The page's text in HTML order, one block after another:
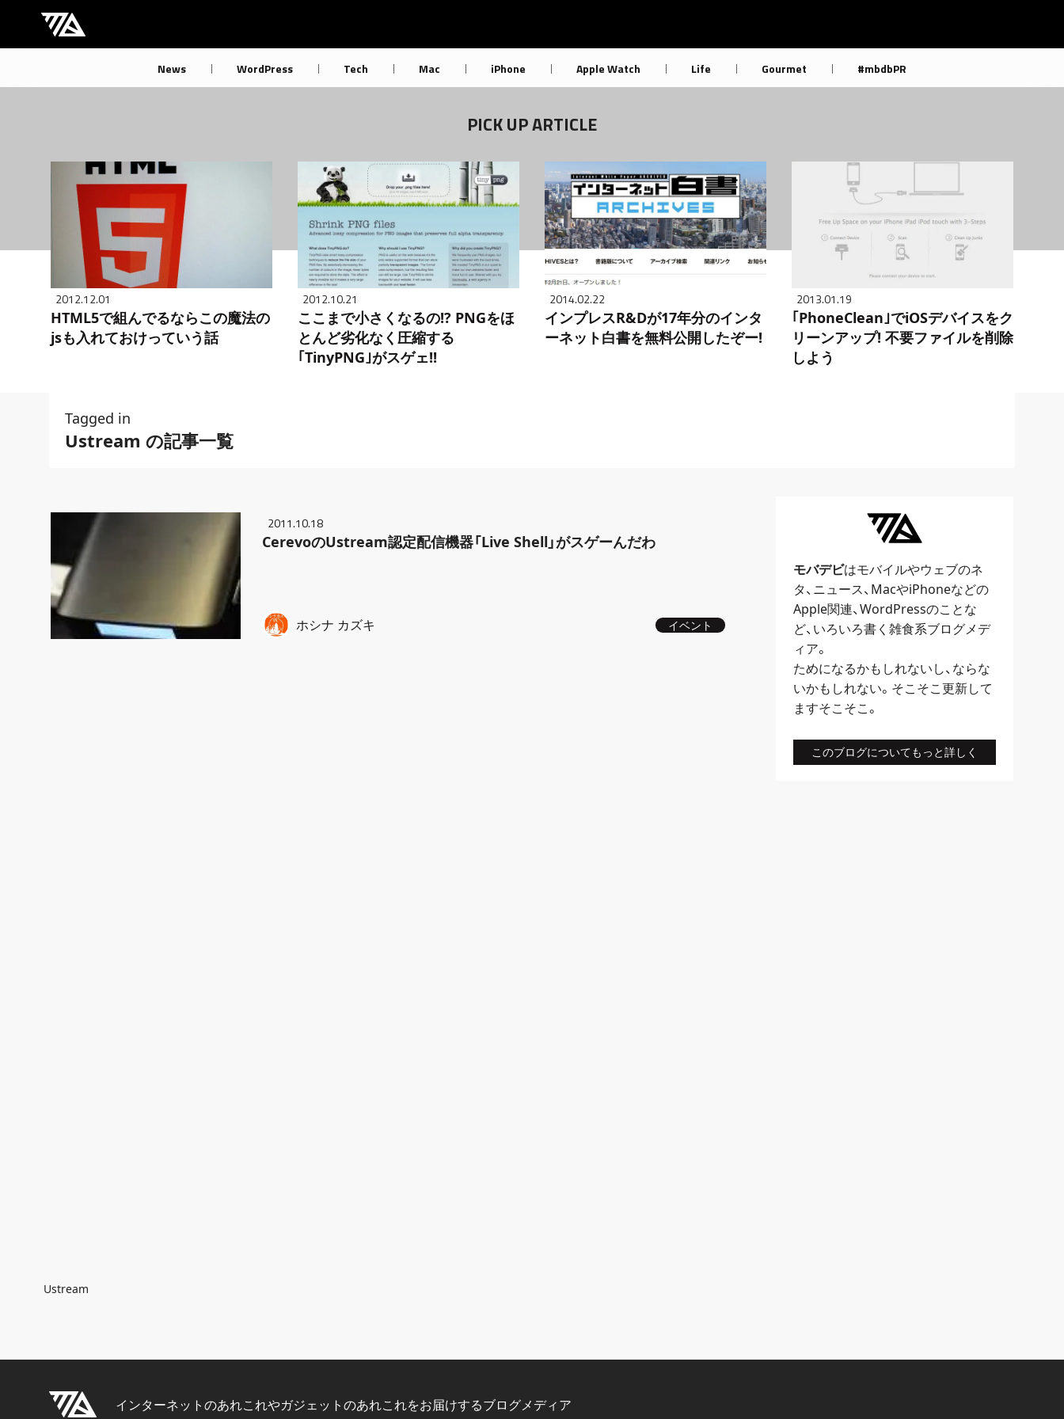
[M] mbdb [モバデビ]
News WordPress Tech Mac iPhone Apple Watch Life Gourmet #mbdbPR
PICK UP ARTICLE
2012.12.01
HTML5で組んでるならこの魔法の
jsも入れておけっていう話
2012.10.21
ここまで小さくなるの!? PNGをほ
とんど劣化なく圧縮する
｢TinyPNG｣がスゲェ!!
2014.02.22
インプレスR&Dが17年分のインタ
ーネット白書を無料公開したぞー!
2013.01.19
｢PhoneClean｣でiOSデバイスをク
リーンアップ! 不要ファイルを削除
しよう
Tagged in
Ustream の記事一覧
2011.10.18
CerevoのUstream認定配信機器「Live Shell」がスゲーんだわ
ホシナ カズキ イベント
モバデビはモバイルやウェブのネ
タ、 ニュース、 MacやiPhoneなどの
Apple関連、WordPressのことな
ど、いろいろ書く雑食系ブログメデ
ィア。
ためになるかもしれないし、ならな
いかもしれない。そこそこ更新して
ますそこそこ。
このブログについてもっと詳しく
Breadcrumb
Ustream
インターネットのあれこれやガジェットのあれこれをお届けするブログメディア